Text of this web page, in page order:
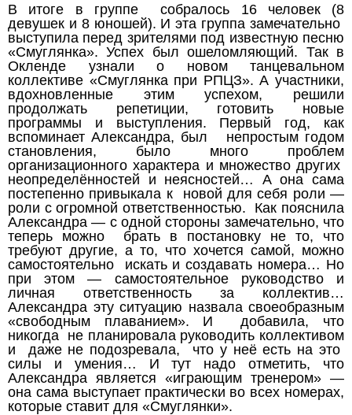
В итоге в группе собралось 16 человек (8
девушек и 8 юношей). И эта группа замечательно
выступила перед зрителями под известную песню
«Смуглянка». Успех был ошеломляющий. Так в
Окленде узнали о новом танцевальном
коллективе «Смуглянка при РПЦЗ». А участники,
вдохновленные этим успехом, решили
продолжать репетиции, готовить новые
программы и выступления. Первый год, как
вспоминает Александра, был непростым годом
становления, было много проблем
организационного характера и множество других
неопределённостей и неясностей… А она сама
постепенно привыкала к новой для себя роли —
роли с огромной ответственностью. Как пояснила
Александра — с одной стороны замечательно, что
теперь можно брать в постановку не то, что
требуют другие, а то, что хочется самой, можно
самостоятельно искать и создавать номера… Но
при этом — самостоятельное руководство и
личная ответственность за коллектив…
Александра эту ситуацию назвала своеобразным
«свободным плаванием». И добавила, что
никогда не планировала руководить коллективом
и даже не подозревала, что у неё есть на это
силы и умения… И тут надо отметить, что
Александра является «играющим тренером» —
она сама выступает практически во всех номерах,
которые ставит для «Смуглянки».